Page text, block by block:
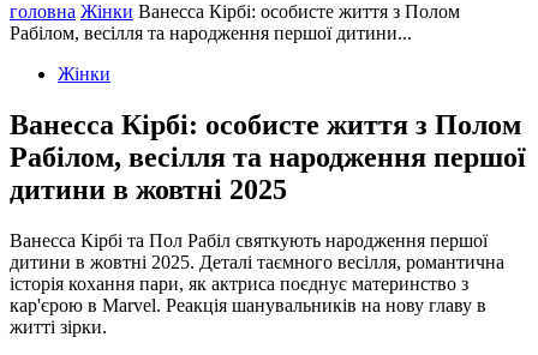
головна Жінки Ванесса Кірбі: особисте життя з Полом
Рабілом, весілля та народження першої дитини...
Жінки
Ванесса Кірбі: особисте життя з Полом
Рабілом, весілля та народження першої
дитини в жовтні 2025
Ванесса Кірбі та Пол Рабіл святкують народження першої
дитини в жовтні 2025. Деталі таємного весілля, романтична
історія кохання пари, як актриса поєднує материнство з
кар'єрою в Marvel. Реакція шанувальників на нову главу в
житті зірки.